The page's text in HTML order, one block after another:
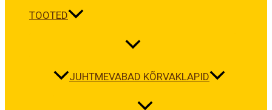
TOOTED
JUHTMEVABAD KÕRVAKLAPID